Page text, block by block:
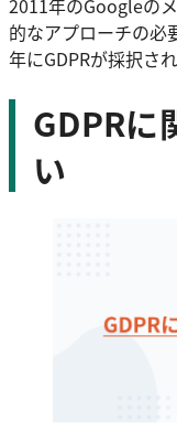
的なアプローチの必
年にGDPRが採択さ
GDPRに
い